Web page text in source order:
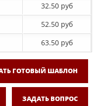
32.50 руб
52.50 руб
63.50 руб
ГОТОВЫЙ ШАБЛОН
ЗАДАТЬ ВОПРОС